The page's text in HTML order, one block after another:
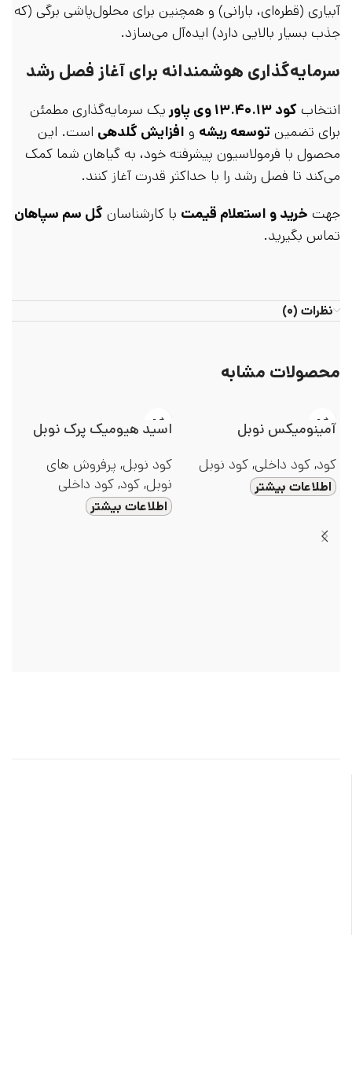
آبیاری (قطره‌ای، بارانی) و همچنین برای محلول‌پاشی برگی (که
جذب بسیار بالایی دارد) ایده‌آل می‌سازد.
سرمایه‌گذاری هوشمندانه برای آغاز فصل رشد
انتخاب کود ۱۳.۴۰.۱۳ وی پاور
یک سرمایه‌گذاری مطمئن
برای تضمین توسعه ریشه و افزایش گلدهی است. این
محصول با فرمولاسیون پیشرفته خود، به گیاهان شما کمک
می‌کند تا فصل رشد را با حداکثر قدرت آغاز کنند.
جهت خرید و استعلام قیمت با کارشناسانگل سم سپاهان
تماس بگیرید.
نظرات (۰)
محصولات مشابه
آمینومیکس نوبل
کود,کود داخلی,کود نوبل
اطلاعات بیشتر
اسید هیومیک پرک نوبل
کود نوبل, پرفروش های
نوبل,کود,کود داخلی
اطلاعات بیشتر